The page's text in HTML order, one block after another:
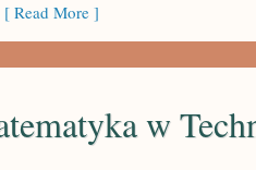
[ Read More ]
w